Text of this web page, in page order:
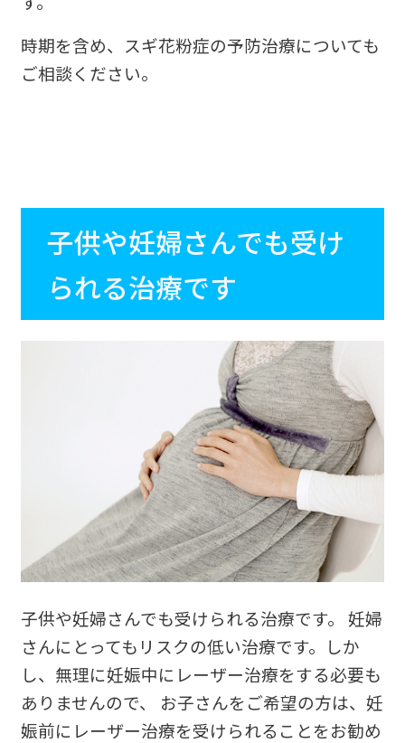
時期を含め、スギ花粉症の予防治療についても
ご相談ください。
子供や妊婦さんでも受け
られる治療です
子供や妊婦さんでも受けられる治療です。 妊婦
さんにとってもリスクの低い治療です。しか
し、無理に妊娠中にレーザー治療をする必要も
ありませんので、 お子さんをご希望の方は、妊
娠前にレーザー治療を受けられることをお勧め